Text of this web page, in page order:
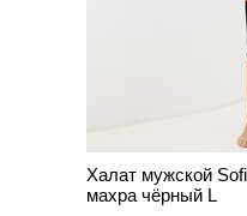
Халат мужской
махра чёрный L